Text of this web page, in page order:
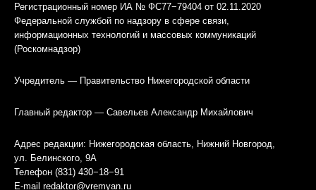
Регистрационный номер ИА № ФС77−79404 от 02.11.2020
Федеральной службой по надзору в сфере связи,
информационных технологий и массовых коммуникаций
(Роскомнадзор)
Учредитель — Правительство Нижегородской области
Главный редактор — Савельев Александр Михайлович
Адрес редакции: Нижегородская область, Нижний Новгород,
ул. Белинского, 9А
Телефон (831) 430−18−91
E-mail redaktor@vremyan.ru